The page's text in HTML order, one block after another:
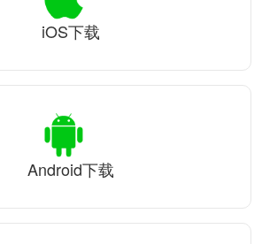
iOS下载
Android下载